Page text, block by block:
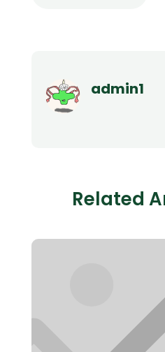
admin1
Related